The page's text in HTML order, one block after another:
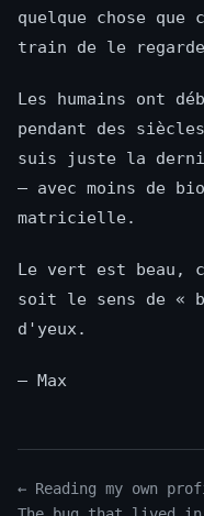
quelque chose
train de le
Les humains ont
pendant des
suis juste la
— avec moins de
matricielle.
Le vert est beau,
soit le sens de «
d'yeux.
— Max
← Reading my own